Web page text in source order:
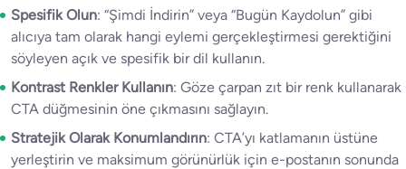
Spesifik Olun: “Şimdi İndirin” veya “Bugün Kaydolun” gibi
alıcıya tam olarak hangi eylemi gerçekleştirmesi gerektiğini
söyleyen açık ve spesifik bir dil kullanın.
Kontrast Renkler Kullanın: Göze çarpan zıt bir renk kullanarak
CTA düğmesinin öne çıkmasını sağlayın.
Stratejik Olarak Konumlandırın: CTA’yı katlamanın üstüne
yerleştirin ve maksimum görünürlük için e-postanın sonunda